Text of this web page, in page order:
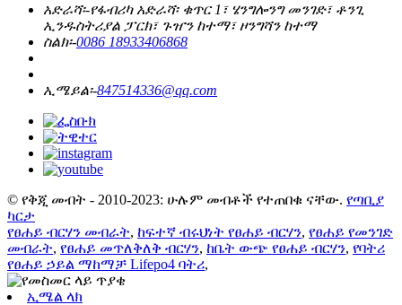
አድራሻ፡-የፋብሪካ አድራሻ፡ ቁጥር 1፣ ሄንግሎንግ መንገድ፣ ቶንጊ
ኢንዱስትሪያል ፓርክ፣ ጉዠን ከተማ፣ ዞንግሻን ከተማ
ስልክ፡-0086 18933406868
ኢሜይል፡-847514336@qq.com
© የቅጂ መብት - 2010-2023: ሁሉም መብቶች የተጠበቁ ናቸው. የጣቢያ
ካርታ
የፀሐይ ብርሃን መብራት, ከፍተኛ ብሩህነት የፀሐይ ብርሃን, የፀሐይ የመንገድ
መብራት, የፀሐይ መጥለቅለቅ ብርሃን, ከቤት ውጭ የፀሐይ ብርሃን, የባትሪ
የፀሐይ ኃይል ማከማቻ Lifepo4 ባትሪ,
ኢሜል ላክ